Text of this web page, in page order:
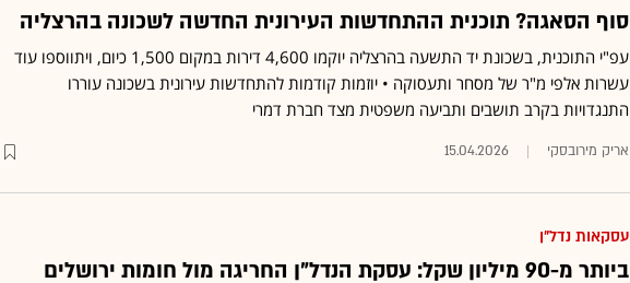
סוף הסאגה? תוכנית ההתחדשות העירונית החדשה לשכונה בהרצליה
עפ"י התוכנית, בשכונת יד התשעה בהרצליה יוקמו 4,600 דירות במקום 1,500 כיום, ויתווספו עוד
עשרות אלפי מ"ר של מסחר ותעסוקה • יוזמות קודמות להתחדשות עירונית בשכונה עוררו
התנגדויות בקרב תושבים ותביעה משפטית מצד חברת דמרי
אריק מירובסקי 15.04.2026
עסקאות נדל"ן
ביותר מ-90 מיליון שקל: עסקת הנדל"ן החריגה מול חומות ירושלים